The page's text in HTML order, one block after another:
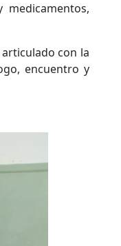
con la
encuentro y